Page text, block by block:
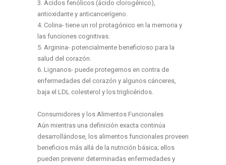
3. Ácidos fenólicos (ácido clorogénico),
antioxidante y anticancerígeno.
4. Colina- tiene un rol protagónico en la memoria y
las funciones cognitivas.
5. Arginina- potencialmente beneficioso para la
salud del corazón.
6. Lignanos- puede protegernos en contra de
enfermedades del corazón y algunos cánceres,
baja el LDL colesterol y los triglicéridos.
Consumidores y los Alimentos Funcionales
Aún mientras una definición exacta continúa
desarrollándose, los alimentos funcionales proveen
beneficios más allá de la nutrición básica; ellos
pueden prevenir determinadas enfermedades y